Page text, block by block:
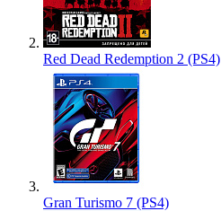
Red Dead Redemption 2 (PS4)
Gran Turismo 7 (PS4)